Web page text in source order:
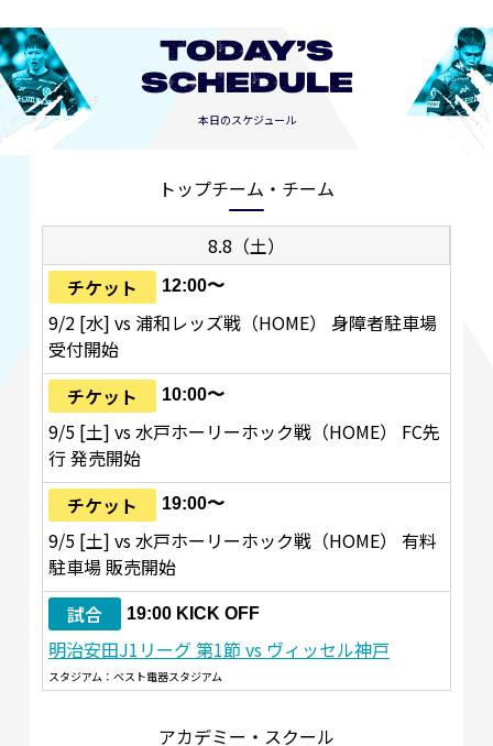
TODAY’S
SCHEDULE
本日のスケジュール
トップチーム・チーム
8.8（土）
チケット
12:00〜
9/2 [水] vs 浦和レッズ戦（HOME） 身障者駐車場
受付開始
チケット
10:00〜
9/5 [土] vs 水戸ホーリーホック戦（HOME） FC先
行 発売開始
チケット
19:00〜
9/5 [土] vs 水戸ホーリーホック戦（HOME） 有料
駐車場 販売開始
試合
19:00 KICK OFF
明治安田J1リーグ 第1節 vs ヴィッセル神戸
スタジアム：ベスト電器スタジアム
アカデミー・スクール